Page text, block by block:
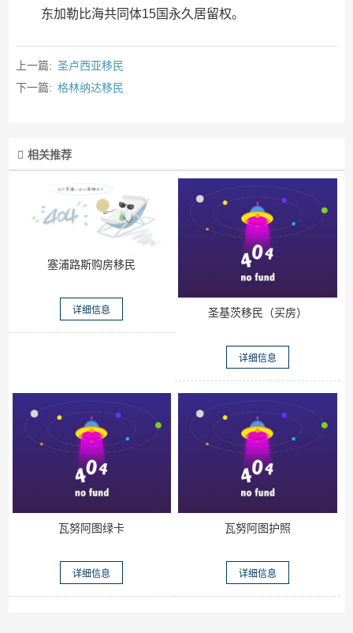
东加勒比海共同体15国永久居留权。
上一篇: 圣卢西亚移民
下一篇: 格林纳达移民
相关推荐
塞浦路斯购房移民
详细信息 圣基茨移民（买房）
详细信息
瓦努阿图绿卡
详细信息
瓦努阿图护照
详细信息